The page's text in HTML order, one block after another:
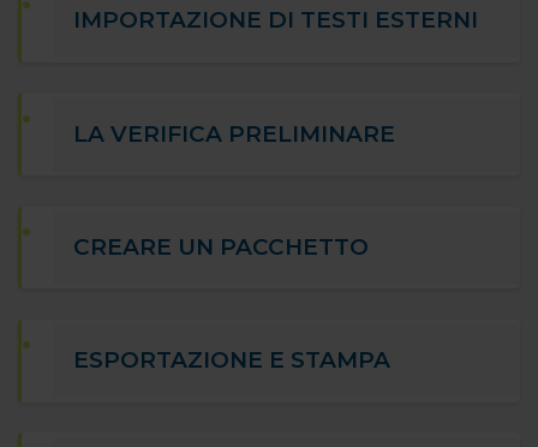
IMPORTAZIONE DI TESTI ESTERNI
LA VERIFICA PRELIMINARE
CREARE UN PACCHETTO
ESPORTAZIONE E STAMPA